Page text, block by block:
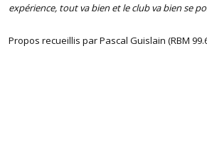
expérience, tout va bien et le club va bien se
Propos recueillis par Pascal Guislain (RBM